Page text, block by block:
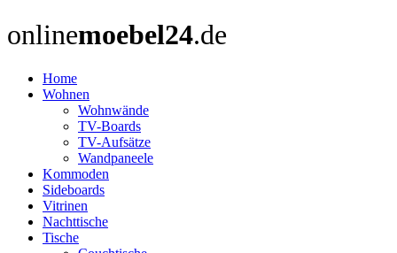
onlinemoebel24.de
Home
Wohnen
Wohnwände
TV-Boards
TV-Aufsätze
Wandpaneele
Kommoden
Sideboards
Vitrinen
Nachttische
Tische